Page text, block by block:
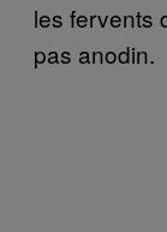
les fervents
pas anodin.